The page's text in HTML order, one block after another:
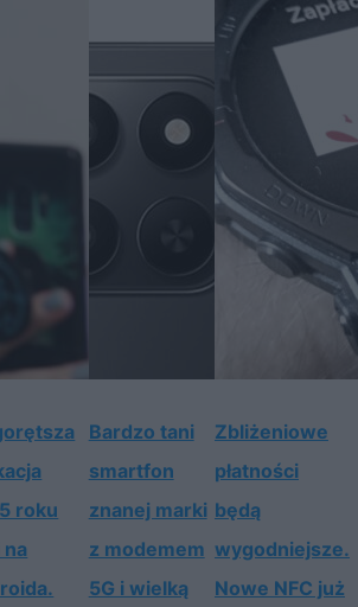
roku
Bardzo tani
smartfon
znanej marki
z modemem
5G i wielką
Zbliżeniowe
płatności
będą
wygodniejsze.
Nowe NFC już